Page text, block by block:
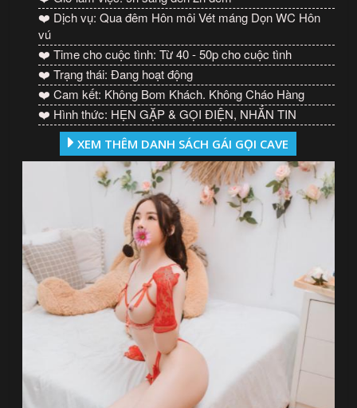
❤️ Dịch vụ: Qua đêm Hôn môi Vét máng Dọn WC Hôn
vú
❤️ Time cho cuộc tình: Từ 40 - 50p cho cuộc tình
❤️ Trạng thái: Đang hoạt động
❤️ Cam kết: Không Bom Khách. Không Cháo Hàng
❤️ Hình thức: HẸN GẶP & GỌI ĐIỆN, NHẮN TIN
XEM THÊM DANH SÁCH GÁI GỌI CAVE